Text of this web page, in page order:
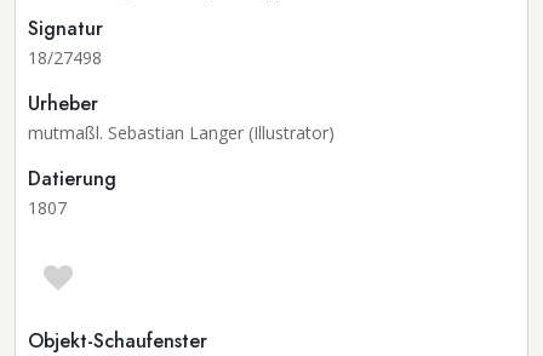
Signatur
18/27498
Urheber
mutmaßl. Sebastian Langer (Illustrator)
Datierung
1807
Objekt-Schaufenster